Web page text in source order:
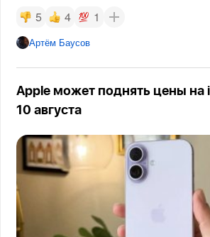
5 4 1
Артём Баусов
Apple может поднять цены на
10 августа